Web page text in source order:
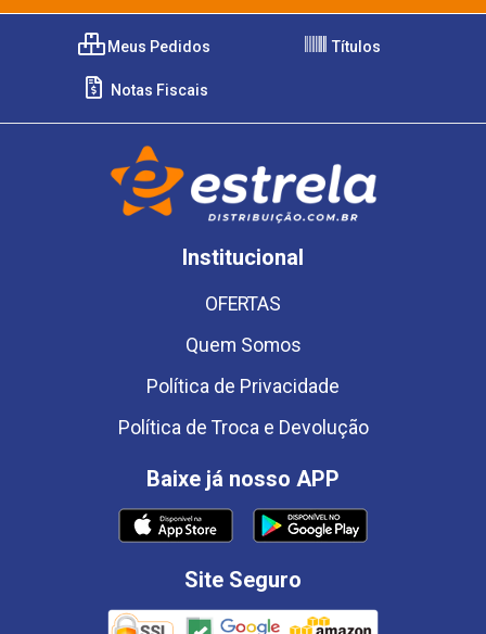
Meus Pedidos Títulos
Notas Fiscais
Institucional
OFERTAS
Quem Somos
Política de Privacidade
Política de Troca e Devolução
Baixe já nosso APP
Site Seguro